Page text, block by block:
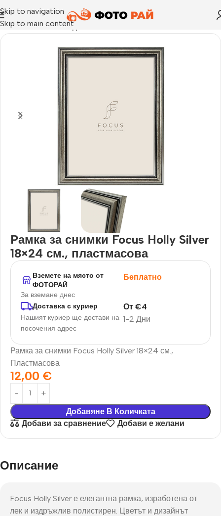
Skip to navigation
Skip to main content
Начало›Рамка за една снимка
Рамка за снимки Focus Holly Silver
18×24 см., пластмасова
Вземете на място от
ФОТОРАЙ
За вземане днес
Беплатно
Доставка с куриер
Нашият куриер ще достави на
посочения адрес
1-2 Дни
От€4
Рамка за снимки Focus Holly Silver 18×24 см.,
Пластмасова
12,00 €
Добавяне В Количката
Добави за сравнение
Добави е желани
Описание
Focus Holly Silver е елегантна рамка, изработена от
лек и издръжлив полистирен. Цветът и дизайнът